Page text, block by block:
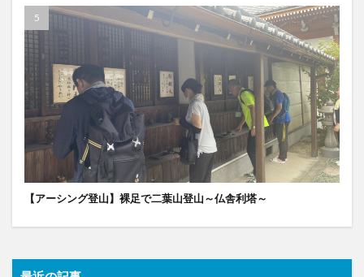
【アーシング登山】裸足で二葉山登山～仏舎利塔～